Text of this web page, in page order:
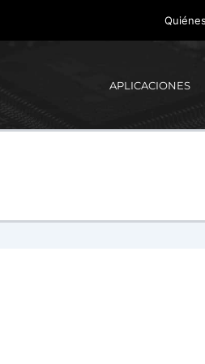
APLICACIONES